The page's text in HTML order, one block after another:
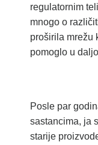
regulatornim
mnogo o
proširila mrežu
pomoglo u
Posle par
sastancima, ja
starije